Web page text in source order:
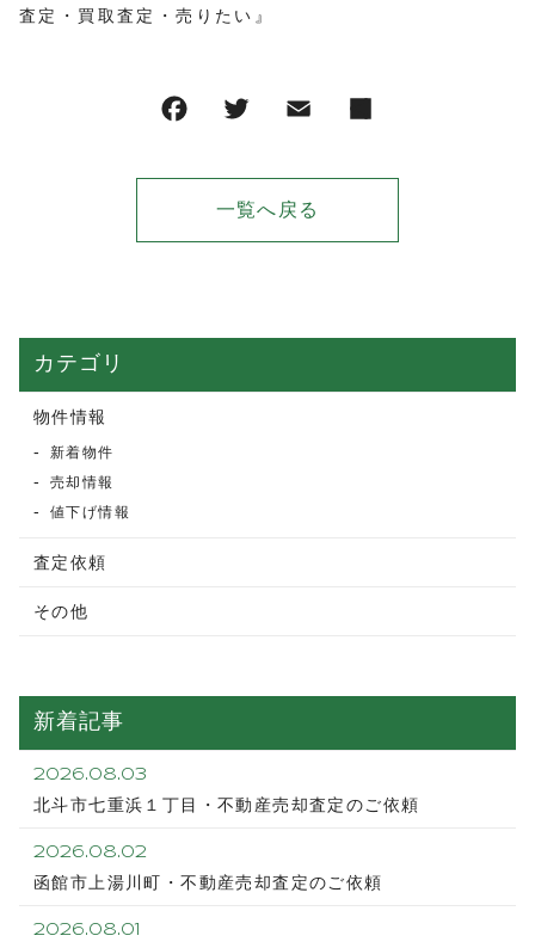
査定・買取査定・売りたい』
一覧へ戻る
カテゴリ
物件情報
新着物件
売却情報
値下げ情報
査定依頼
その他
新着記事
2026.08.03
北斗市七重浜１丁目・不動産売却査定のご依頼
2026.08.02
函館市上湯川町・不動産売却査定のご依頼
2026.08.01